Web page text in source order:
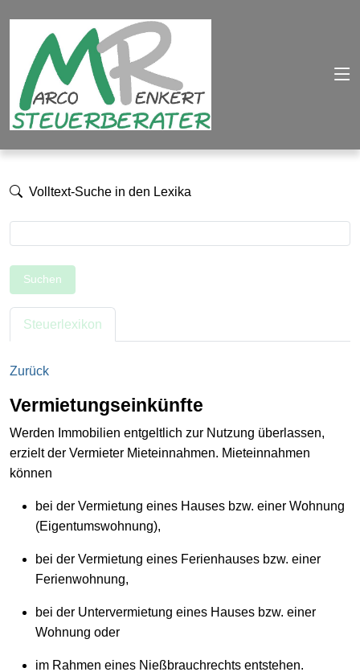
Volltext-Suche in den Lexika
Suchen
Steuerlexikon
Zurück
Vermietungseinkünfte
Werden Immobilien entgeltlich zur Nutzung überlassen,
erzielt der Vermieter Mieteinnahmen. Mieteinnahmen
können
bei der Vermietung eines Hauses bzw. einer Wohnung
(Eigentumswohnung),
bei der Vermietung eines Ferienhauses bzw. einer
Ferienwohnung,
bei der Untervermietung eines Hauses bzw. einer
Wohnung oder
im Rahmen eines Nießbrauchrechts entstehen.